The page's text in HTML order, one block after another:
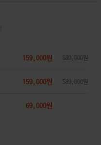
159,000원 589,000원
159,000원 589,000원
69,000원